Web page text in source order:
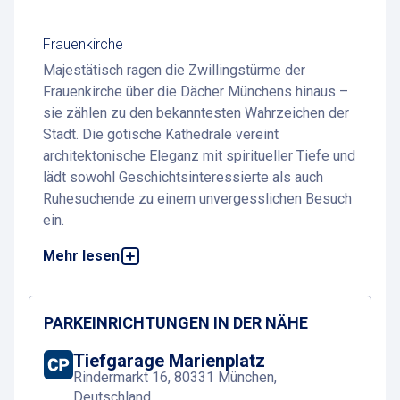
Frauenkirche
Majestätisch ragen die Zwillingstürme der
Frauenkirche über die Dächer Münchens hinaus –
sie zählen zu den bekanntesten Wahrzeichen der
Stadt. Die gotische Kathedrale vereint
architektonische Eleganz mit spiritueller Tiefe und
lädt sowohl Geschichtsinteressierte als auch
Ruhesuchende zu einem unvergesslichen Besuch
ein.
Mehr lesen
Ob beim Staunen über das weitläufige
mit Blick über ganz München – die Frauenkirche
ist ein Ort voller Eindrücke.
unkompliziert dank der nahegelegenen
Parkmöglichkeiten – alle wichtigen
PARKEINRICHTUNGEN IN DER NÄHE
Tiefgarage Marienplatz
Rindermarkt 16, 80331 München,